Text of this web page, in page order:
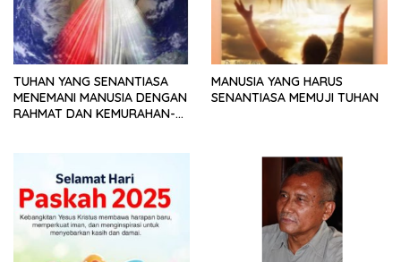
TUHAN YANG SENANTIASA
MENEMANI MANUSIA DENGAN
RAHMAT DAN KEMURAHAN-
MANUSIA YANG HARUS
SENANTIASA MEMUJI TUHAN